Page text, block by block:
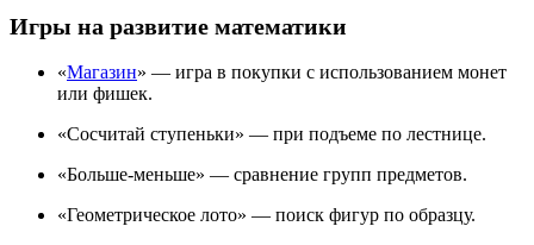
Игры на развитие математики
«Магазин» — игра в покупки с использованием монет
или фишек.
«Сосчитай ступеньки» — при подъеме по лестнице.
«Больше-меньше» — сравнение групп предметов.
«Геометрическое лото» — поиск фигур по образцу.